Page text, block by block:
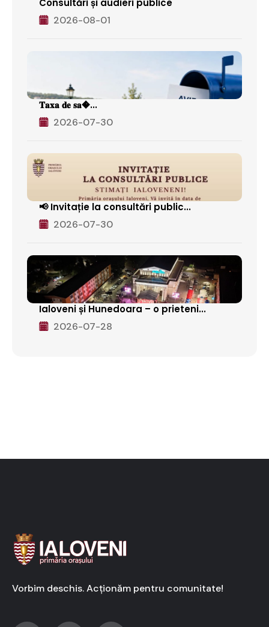
Consultări și audieri publice
2026-08-01
𝐓𝐚𝐱𝐚 𝐝𝐞 𝐬𝐚�...
2026-07-30
📢 Invitație la consultări public...
2026-07-30
Ialoveni și Hunedoara – o prieteni...
2026-07-28
Vorbim deschis. Acționăm pentru comunitate!